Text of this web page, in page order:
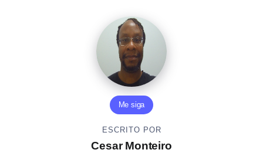
Me siga
ESCRITO POR
Cesar Monteiro